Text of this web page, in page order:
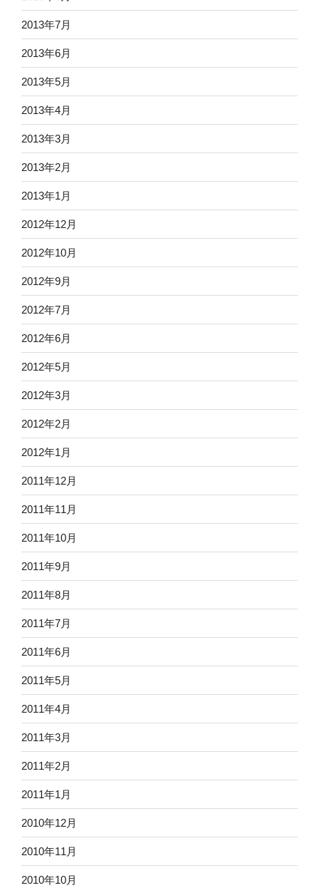
2013年7月
2013年6月
2013年5月
2013年4月
2013年3月
2013年2月
2013年1月
2012年12月
2012年10月
2012年9月
2012年7月
2012年6月
2012年5月
2012年3月
2012年2月
2012年1月
2011年12月
2011年11月
2011年10月
2011年9月
2011年8月
2011年7月
2011年6月
2011年5月
2011年4月
2011年3月
2011年2月
2011年1月
2010年12月
2010年11月
2010年10月